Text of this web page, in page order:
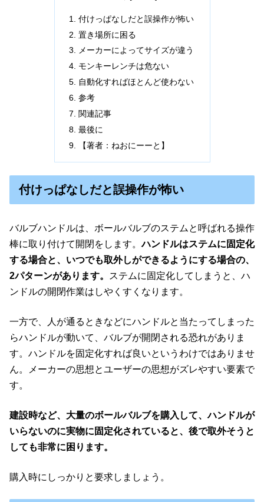
付けっぱなしだと誤操作が怖い
置き場所に困る
メーカーによってサイズが違う
モンキーレンチは危ない
自動化すればほとんど使わない
参考
関連記事
最後に
【著者：ねおにーーと】
付けっぱなしだと誤操作が怖い
バルブハンドルは、ボールバルブのステムと呼ばれる操作
棒に取り付けて開閉をします。ハンドルはステムに固定化
する場合と、いつでも取外しができるようにする場合の、
2パターンがあります。
ステムに固定化してしまうと、ハ
ンドルの開閉作業はしやくすくなります。
一方で、人が通るときなどにハンドルと当たってしまった
らハンドルが動いて、バルブが開閉される恐れがありま
す。ハンドルを固定化すれば良いというわけではありませ
ん。メーカーの思想とユーザーの思想がズレやすい要素で
す。
建設時など、大量のボールバルブを購入して、ハンドルが
いらないのに実物に固定化されていると、後で取外そうと
しても非常に困ります。
購入時にしっかりと要求しましょう。